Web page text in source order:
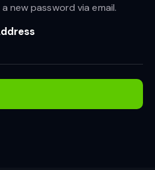
new password via email.